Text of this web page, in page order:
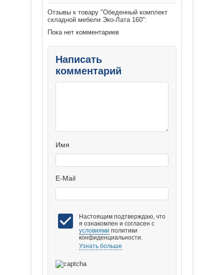
Отзывы к товару "Обеденный комплект
складной мебели Эко-Лата 160":
Пока нет комментариев
Написать
комментарий
Имя
E-Mail
Настоящим подтверждаю, что
я ознакомлен и согласен с
условиями политики
конфиденциальности.
Узнать больше